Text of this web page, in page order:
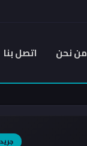
من نحن اتصل بنا